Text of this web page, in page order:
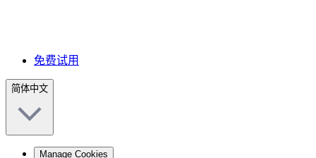
免费试用
简体中文
Manage Cookies